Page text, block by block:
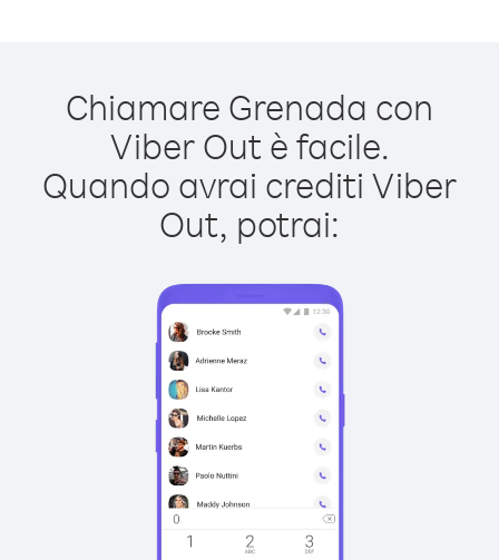
Chiamare Grenada con
Viber Out è facile.
Quando avrai crediti Viber
Out, potrai: